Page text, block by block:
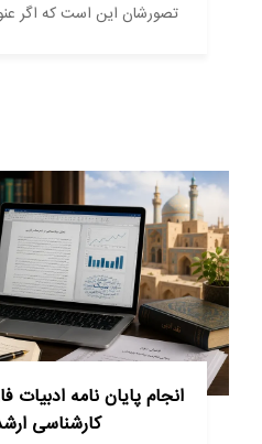
تصورشان این است که اگر
انجام پایان نامه ادبیات
کارشناسی